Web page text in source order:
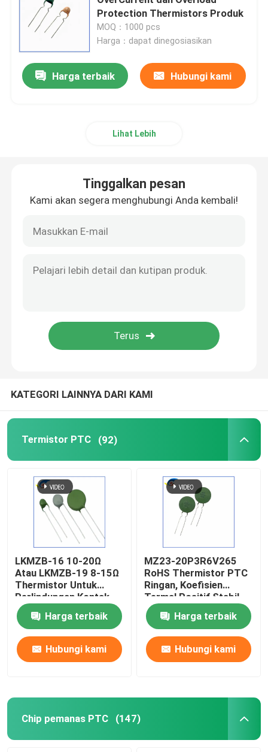
Chip pemanas PTC
Termistor NTC
Sensor Suhu NTC
PPTC Fuse Resetable
Sekring Pemasangan Permukaan
Fuse pemotongan termal
Fuse Kartrid Miniatur
pelindung overload termal
Protection Thermistors Produk
MOQ：1000 pcs
Harga：dapat dinegosiasikan
Harga terbaik Hubungi kami
Lihat Lebih
Tinggalkan pesan
Kami akan segera menghubungi Anda kembali!
KATEGORI LAINNYA DARI KAMI
Termistor PTC (92)
LKMZB-16 10-20Ω
Atau LKMZB-19 8-15Ω
Thermistor Untuk
Perlindungan Kontak
Relay Tipe PTC
Thermistor Multi-
Purpose Heat-Resista
Harga terbaik
Hubungi kami
MZ23-20P3R6V265
RoHS Thermistor PTC
Ringan, Koefisien
Termal Positif Stabil
Thermistor Untuk
Perlindungan
Overcurrent
Harga terbaik
Hubungi kami
Chip pemanas PTC (147)